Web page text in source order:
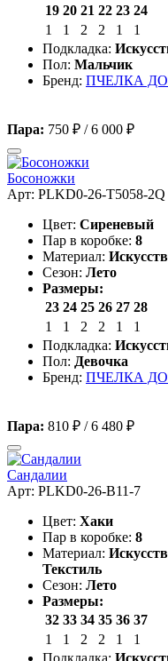
19 20 21 22 23 24
1
1 2 2 1
1
Подкладка:
Пол: Мальчик
Бренд: ПЧЕЛКА
Пара: 750 ₽ /6 000 ₽
Босоножки
Арт: PLKD0-26-T5058-2Q
Цвет: Сиреневый
Пар в коробке: 8
Материал:
Сезон: Лето
Размеры:
23 24 25 26 27 28
1
1 2 2 1
1
Подкладка:
Пол: Девочка
Бренд: ПЧЕЛКА
Пара: 810 ₽ /6 480 ₽
Сандалии
Арт: PLKD0-26-B11-7
Цвет: Хаки
Пар в коробке: 8
Материал:
Текстиль
Сезон: Лето
Размеры:
32 33 34 35 36 37
1
1 2 2 1
1
Подкладка: